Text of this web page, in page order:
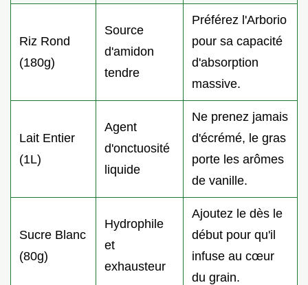
Riz Rond
(180g)
Source
d'amidon
tendre
Préférez l'Arborio
pour sa capacité
d'absorption
massive.
Lait Entier
(1L)
Agent
d'onctuosité
liquide
Ne prenez jamais
d'écrémé, le gras
porte les arômes
de vanille.
Sucre Blanc
(80g)
Hydrophile
et
exhausteur
Ajoutez le dès le
début pour qu'il
infuse au cœur
du grain.